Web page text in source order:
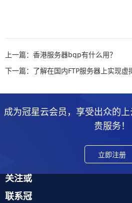
上一篇：香港服务器bgp有什么用？
成为冠星云会员，享受出众的
贵服务！
立即注册
关注或
联系冠